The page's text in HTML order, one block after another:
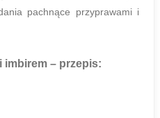
pachnące przyprawami i
imbirem – przepis: